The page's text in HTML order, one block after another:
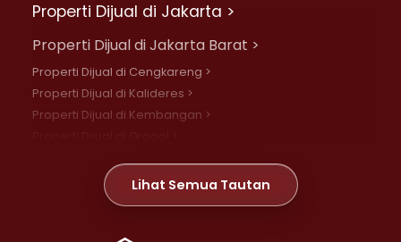
Properti Dijual di Jakarta >
Properti Dijual di Jakarta Barat >
Properti Dijual di Cengkareng >
Properti Dijual di Kalideres >
Properti Dijual di Kembangan >
Properti Dijual di Meruya >
Properti Dijual di Jelambar >
Lihat Semua Tautan